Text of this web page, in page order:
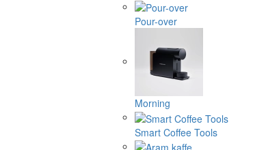
Pour-over
Morning
Smart Coffee Tools